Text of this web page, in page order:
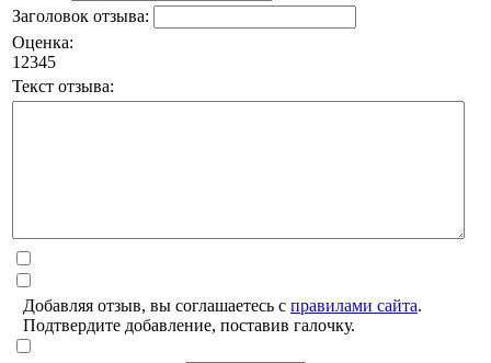
Заголовок отзыва:
Оценка:
1 2345
Текст отзыва:
Добавляя отзыв, вы соглашаетесь с правилами сайта.
Подтвердите добавление, поставив галочку.